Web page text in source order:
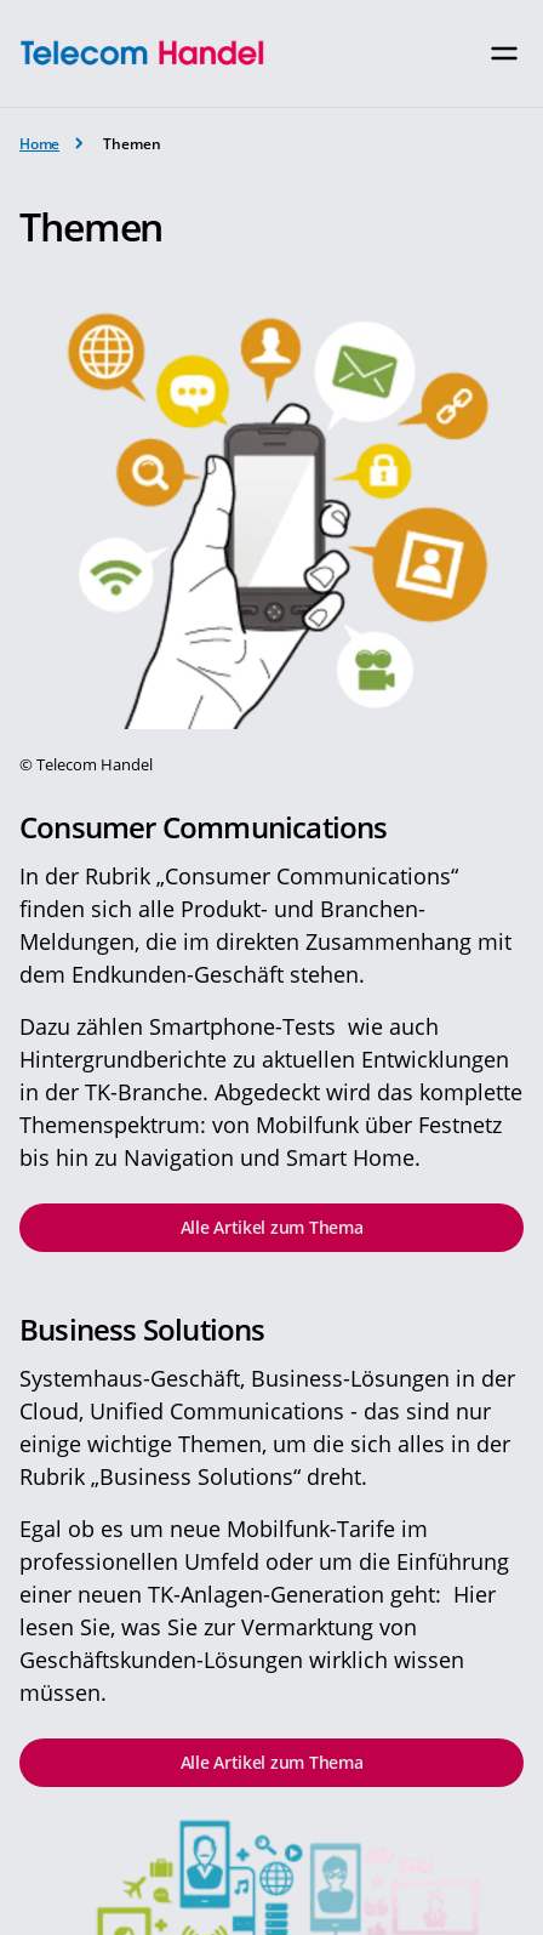
Home Themen
Themen
©Telecom Handel
Consumer Communications
In der Rubrik „Consumer Communications“
finden sich alle Produkt- und Branchen-
Meldungen, die im direkten Zusammenhang mit
dem Endkunden-Geschäft stehen.
Dazu zählen Smartphone-Tests wie auch
Hintergrundberichte zu aktuellen Entwicklungen
in der TK-Branche. Abgedeckt wird das komplette
Themenspektrum: von Mobilfunk über Festnetz
bis hin zu Navigation und Smart Home.
Alle Artikel zum Thema
Business Solutions
Systemhaus-Geschäft, Business-Lösungen in der
Cloud, Unified Communications - das sind nur
einige wichtige Themen, um die sich alles in der
Rubrik „Business Solutions“ dreht.
Egal ob es um neue Mobilfunk-Tarife im
professionellen Umfeld oder um die Einführung
einer neuen TK-Anlagen-Generation geht: Hier
lesen Sie, was Sie zur Vermarktung von
Geschäftskunden-Lösungen wirklich wissen
müssen.
Alle Artikel zum Thema